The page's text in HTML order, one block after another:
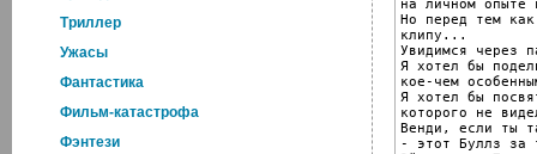
Триллер
Ужасы
Фантастика
Фильм-катастрофа
Фэнтези
на личном опыте
Но перед тем
клипу...
Увидимся через
Я хотел бы
кое-чем
Я хотел бы
которого не
Венди, если ты
- этот Буллз за